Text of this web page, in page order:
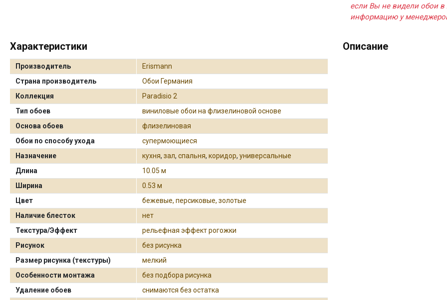
если Вы не видели обои в
информацию у
Характеристики
Производитель
Erismann
Страна производитель
Обои Германия
Коллекция
Paradisio 2
Тип обоев
виниловые обои на флизелиновой основе
Основа обоев
флизелиновая
Обои по способу ухода
супермоющиеся
Назначение
кухня,зал,спальня,коридор,универсальные
Длина
10.05 м
Ширина
0.53 м
Цвет
бежевые, персиковые, золотые
Наличие блесток
нет
Текстура/Эффект
рельефная эффект рогожки
Рисунок
без рисунка
Размер рисунка (текстуры)
мелкий
Особенности монтажа
без подбора рисунка
Удаление обоев
снимаются без остатка
Описание